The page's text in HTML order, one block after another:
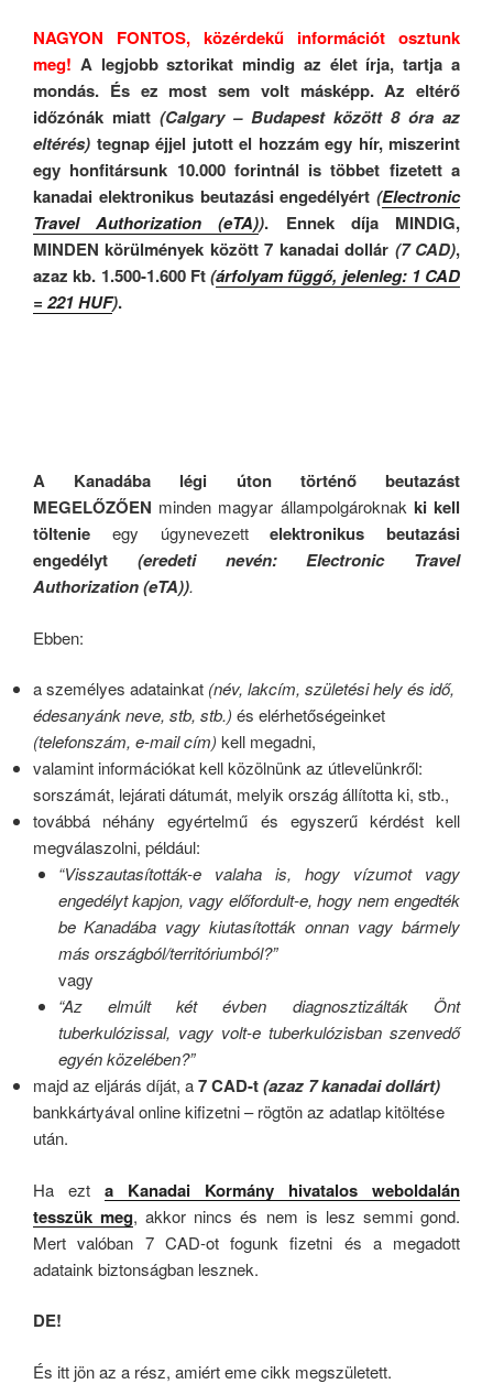
NAGYON FONTOS, közérdekű információt osztunk
meg! A legjobb sztorikat mindig az élet írja, tartja a
mondás. És ez most sem volt másképp. Az eltérő
időzónák miatt (Calgary – Budapest között 8 óra az
eltérés) tegnap éjjel jutott el hozzám egy hír, miszerint
egy honfitársunk 10.000 forintnál is többet fizetett a
kanadai elektronikus beutazási engedélyért (Electronic
Travel Authorization (eTA)). Ennek díja MINDIG,
MINDEN körülmények között 7 kanadai dollár (7 CAD),
azaz kb. 1.500-1.600 Ft(árfolyam függő, jelenleg: 1 CAD
= 221 HUF).
A Kanadába légi úton történő beutazást
MEGELŐZŐEN minden magyar állampolgároknak ki kell
töltenie egy úgynevezettelektronikus beutazási
engedélyt (eredeti nevén: Electronic Travel
Authorization (eTA)).
Ebben:
a személyes adatainkat (név, lakcím, születési hely és idő,
édesanyánk neve, stb, stb.) és elérhetőségeinket
(telefonszám, e-mail cím) kell megadni,
valamint információkat kell közölnünk az útlevelünkről:
sorszámát, lejárati dátumát, melyik ország állította ki, stb.,
továbbá néhány egyértelmű és egyszerű kérdést kell
megválaszolni, például:
“Visszautasították-e valaha is, hogy vízumot vagy
engedélyt kapjon, vagy előfordult-e, hogy nem engedték
be Kanadába vagy kiutasították onnan vagy bármely
más országból/territóriumból?”
vagy
“Az elmúlt két évben diagnosztizálták Önt
tuberkulózissal, vagy volt-e tuberkulózisban szenvedő
egyén közelében?”
majd az eljárás díját, a7 CAD-t(azaz 7 kanadai dollárt)
bankkártyával online kifizetni – rögtön az adatlap kitöltése
után.
Ha ezt a Kanadai Kormány hivatalos weboldalán
tesszük meg, akkor nincs és nem is lesz semmi gond.
Mert valóban 7 CAD-ot fogunk fizetni és a megadott
adataink biztonságban lesznek.
DE!
És itt jön az a rész, amiért eme cikk megszületett.